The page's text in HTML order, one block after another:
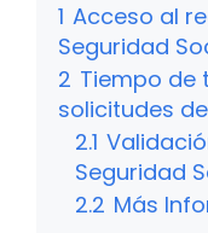
1 Acceso al
Seguridad
2 Tiempo de
solicitudes
2.1
Seguridad
2.2 Más